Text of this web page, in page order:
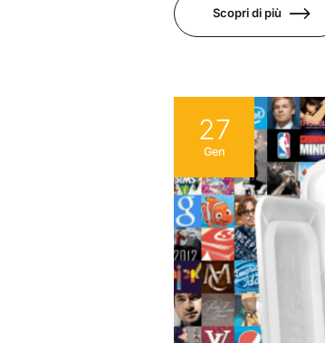
Scopri di più
27
Gen